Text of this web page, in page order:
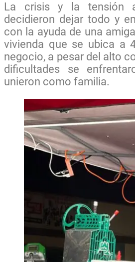
La crisis y la tensión
decidieron dejar todo y
con la ayuda de una
vivienda que se ubica a
negocio, a pesar del alto
dificultades se
unieron como familia.